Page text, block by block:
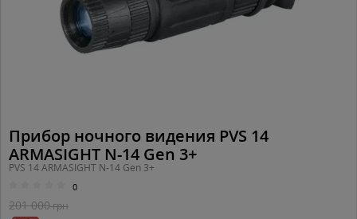
Прибор ночного видения PVS 14
ARMASIGHT N-14 Gen 3+
PVS 14 ARMASIGHT N-14 Gen 3+
0
201 000грн